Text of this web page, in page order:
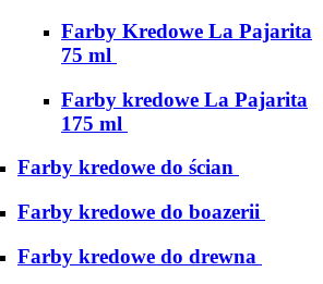
Farby Kredowe La Pajarita
75 ml
Farby kredowe La Pajarita
175 ml
Farby kredowe do ścian
Farby kredowe do boazerii
Farby kredowe do drewna